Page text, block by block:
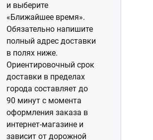
и выберите
«Ближайшее время».
Обязательно напишите
полный адрес доставки
в полях ниже.
Ориентировочный срок
доставки в пределах
города составляет до
90 минут с момента
оформления заказа в
интернет-магазине и
зависит от дорожной